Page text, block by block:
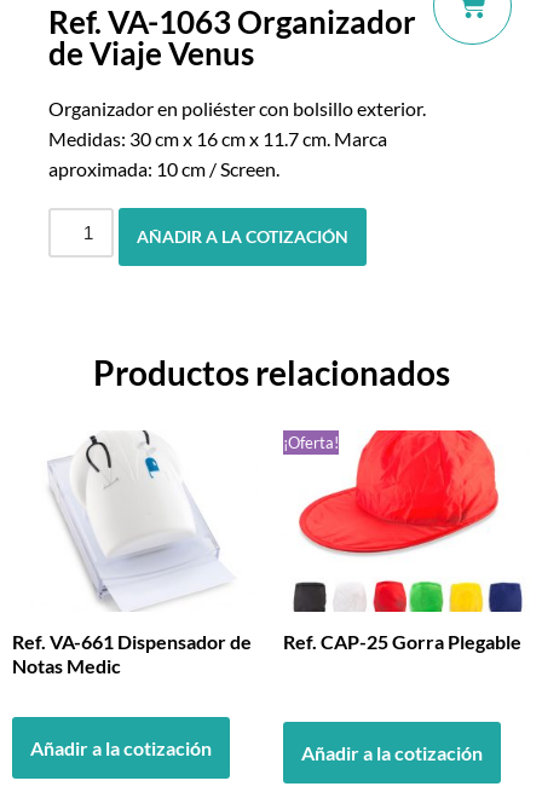
Ref. VA-1063 Organizador
de Viaje Venus
Organizador en poliéster con bolsillo exterior.
Medidas: 30 cm x 16 cm x 11.7 cm. Marca
aproximada: 10 cm / Screen.
AÑADIR A LA COTIZACIÓN
Productos relacionados
Ref. VA-661 Dispensador de
Notas Medic
Añadir a la cotización
¡Oferta!
Ref. CAP-25 Gorra Plegable
Añadir a la cotización